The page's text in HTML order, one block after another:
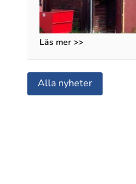
Läs mer >>
Alla nyheter